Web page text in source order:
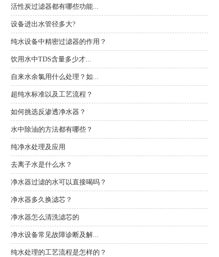
活性炭过滤器都有哪些功能...
设备进出水管径多大?
纯水设备中精密过滤器的作用？
饮用水中TDS含量多少才...
自来水余氯用什么处理？如...
超纯水标准以及工艺流程？
如何挑选反渗透净水器？
水中除油的方法都有哪些？
纯净水处理及应用
去离子水是什么水？
净水器过滤的水可以直接喝吗？
净水器多久换滤芯？
净水器怎么清洗滤芯的
净水设备常见故障诊断及解...
纯水处理的工艺流程是怎样的？